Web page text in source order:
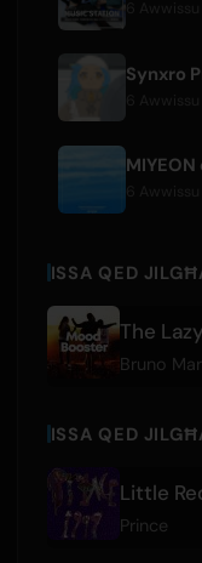
ISSA QED
The
Bruno
ISSA QED
Little
Prince